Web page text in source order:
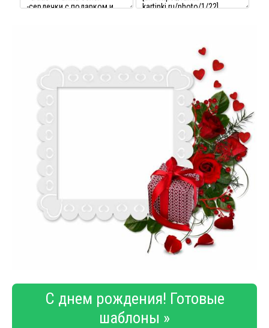
С днем рождения! Готовые
шаблоны »